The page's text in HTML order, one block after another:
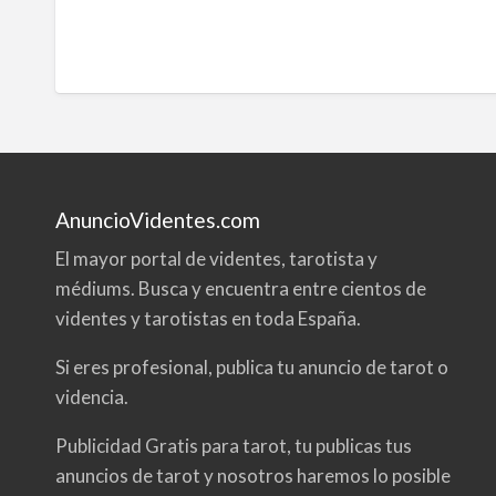
AnuncioVidentes.com
El mayor portal de videntes, tarotista y
médiums. Busca y encuentra entre cientos de
videntes y tarotistas en toda España.
Si eres profesional, publica tu anuncio de tarot o
videncia.
Publicidad Gratis para tarot, tu publicas tus
anuncios de tarot y nosotros haremos lo posible